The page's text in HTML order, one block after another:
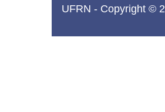
UFRN - Copyright ©